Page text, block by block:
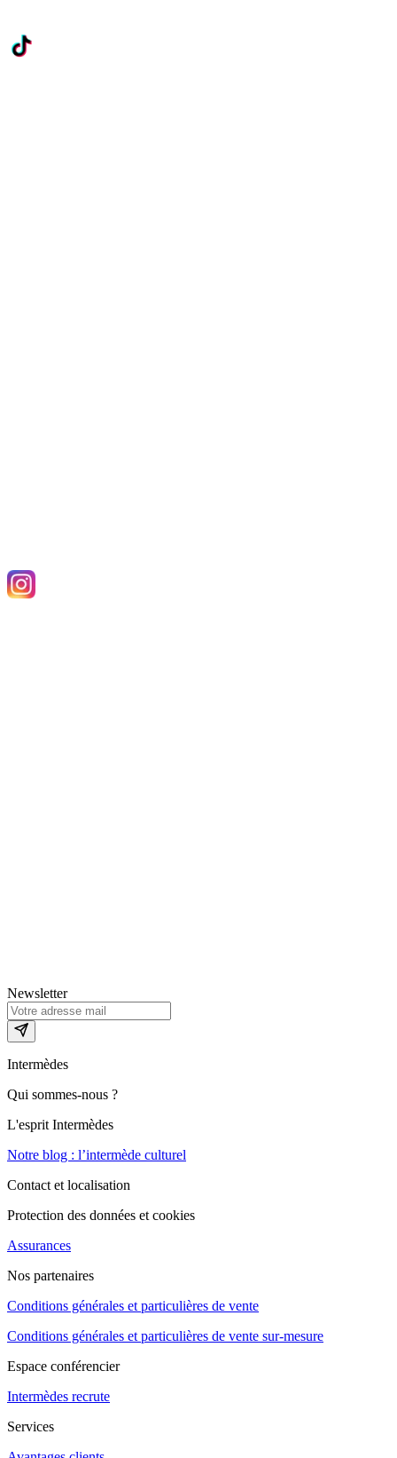
Newsletter
Intermèdes
Qui sommes-nous ?
L'esprit Intermèdes
Notre blog : l’intermède culturel
Contact et localisation
Protection des données et cookies
Assurances
Nos partenaires
Conditions générales et particulières de vente
Conditions générales et particulières de vente sur-mesure
Espace conférencier
Intermèdes recrute
Services